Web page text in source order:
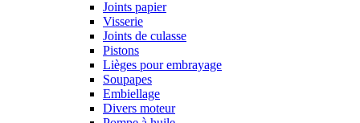
Joints papier
Visserie
Joints de culasse
Pistons
Lièges pour embrayage
Soupapes
Embiellage
Divers moteur